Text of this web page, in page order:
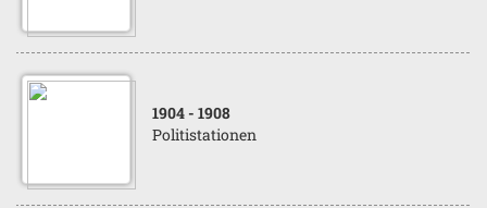
1904 - 1908
Politistationen